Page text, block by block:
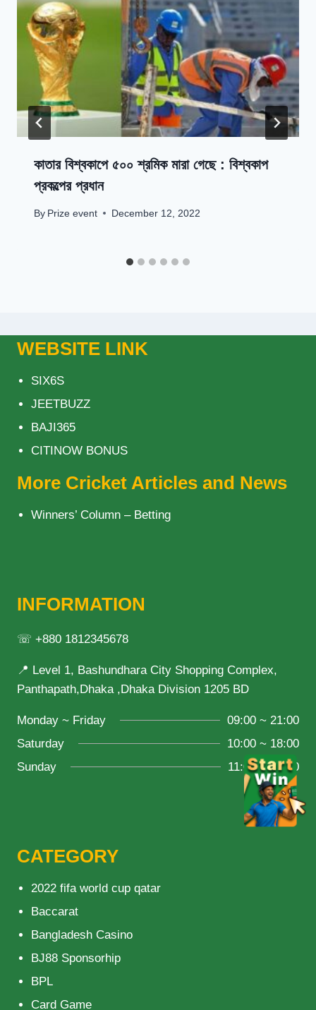
কাতার বিশ্বকাপে ৫০০ শ্রমিক মারা গেছে : বিশ্বকাপ
প্রকল্পের প্রধান
By Prize event December 12, 2022
WEBSITE LINK
SIX6S
JEETBUZZ
BAJI365
CITINOW BONUS
More Cricket Articles and News
Winners’ Column – Betting
INFORMATION
☏ +880 1812345678
📍 Level 1, Bashundhara City Shopping Complex,
Panthapath,Dhaka ,Dhaka Division 1205 BD
Monday ~ Friday
09:00 ~ 21:00
Saturday
10:00 ~ 18:00
Sunday
11:00 ~ 20:00
CATEGORY
2022 fifa world cup qatar
Baccarat
Bangladesh Casino
BJ88 Sponsorhip
BPL
Card Game